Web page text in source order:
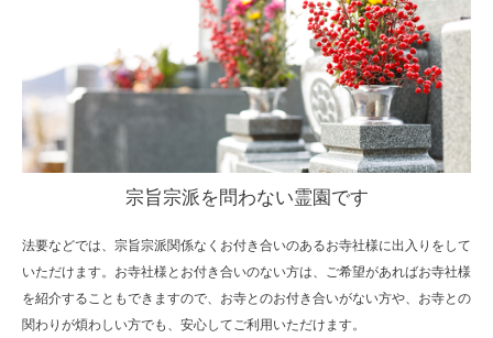
宗旨宗派を問わない霊園です
法要などでは、宗旨宗派関係なくお付き合いのあるお寺社様に出入りをして
いただけます。お寺社様とお付き合いのない方は、ご希望があればお寺社様
を紹介することもできますので、お寺とのお付き合いがない方や、お寺との
関わりが煩わしい方でも、安心してご利用いただけます。